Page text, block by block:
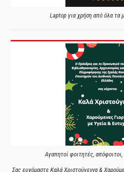
Laptop για χρήση από όλα τα
Αγαπητοί φοιτητές,
Σας ευχόμαστε Καλά Χριστούγεννα &